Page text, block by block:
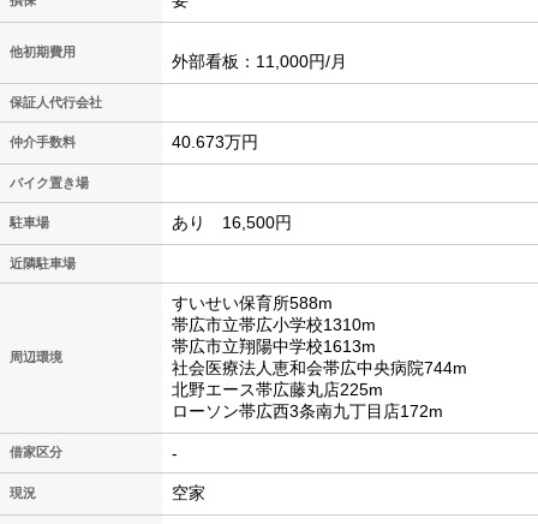
他初期費用 外部看板：11,000円/月
保証人代行会社
仲介手数料 40.673万円
バイク置き場
駐車場 あり 16,500円
近隣駐車場
周辺環境
すいせい保育所588m
帯広市立帯広小学校1310m
帯広市立翔陽中学校1613m
社会医療法人恵和会帯広中央病院744m
北野エース帯広藤丸店225m
ローソン帯広西3条南九丁目店172m
借家区分 -
現況 空家